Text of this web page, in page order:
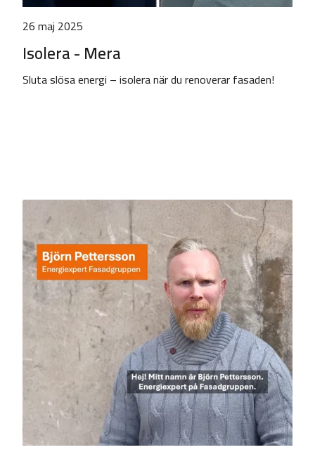
26 maj 2025
Isolera - Mera
Sluta slösa energi – isolera när du renoverar fasaden!